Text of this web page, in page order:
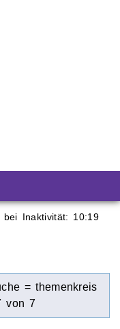
bei Inaktivität: 10:19
= themenkreis
von 7